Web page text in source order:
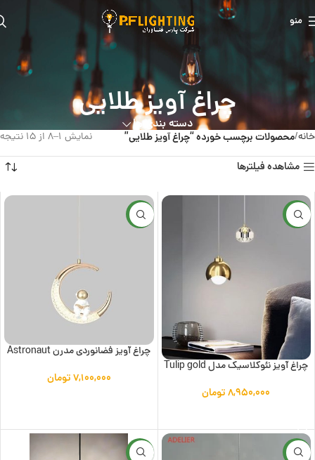
منو
چراغ آویز طلایی
دسته بندی ها
خانه محصولات برچسب خورده “چراغ آویز طلایی” نمایش 1–8 از 15 نتیجه
مشاهده فیلترها
جدید
چراغ آویز نئوکلاسیک مدل Tulip gold
۸,۹۵۰,۰۰۰تومان
جدید
چراغ آویز فضانوردی مدرن Astronaut
۷,۱۰۰,۰۰۰تومان
جدید جدید